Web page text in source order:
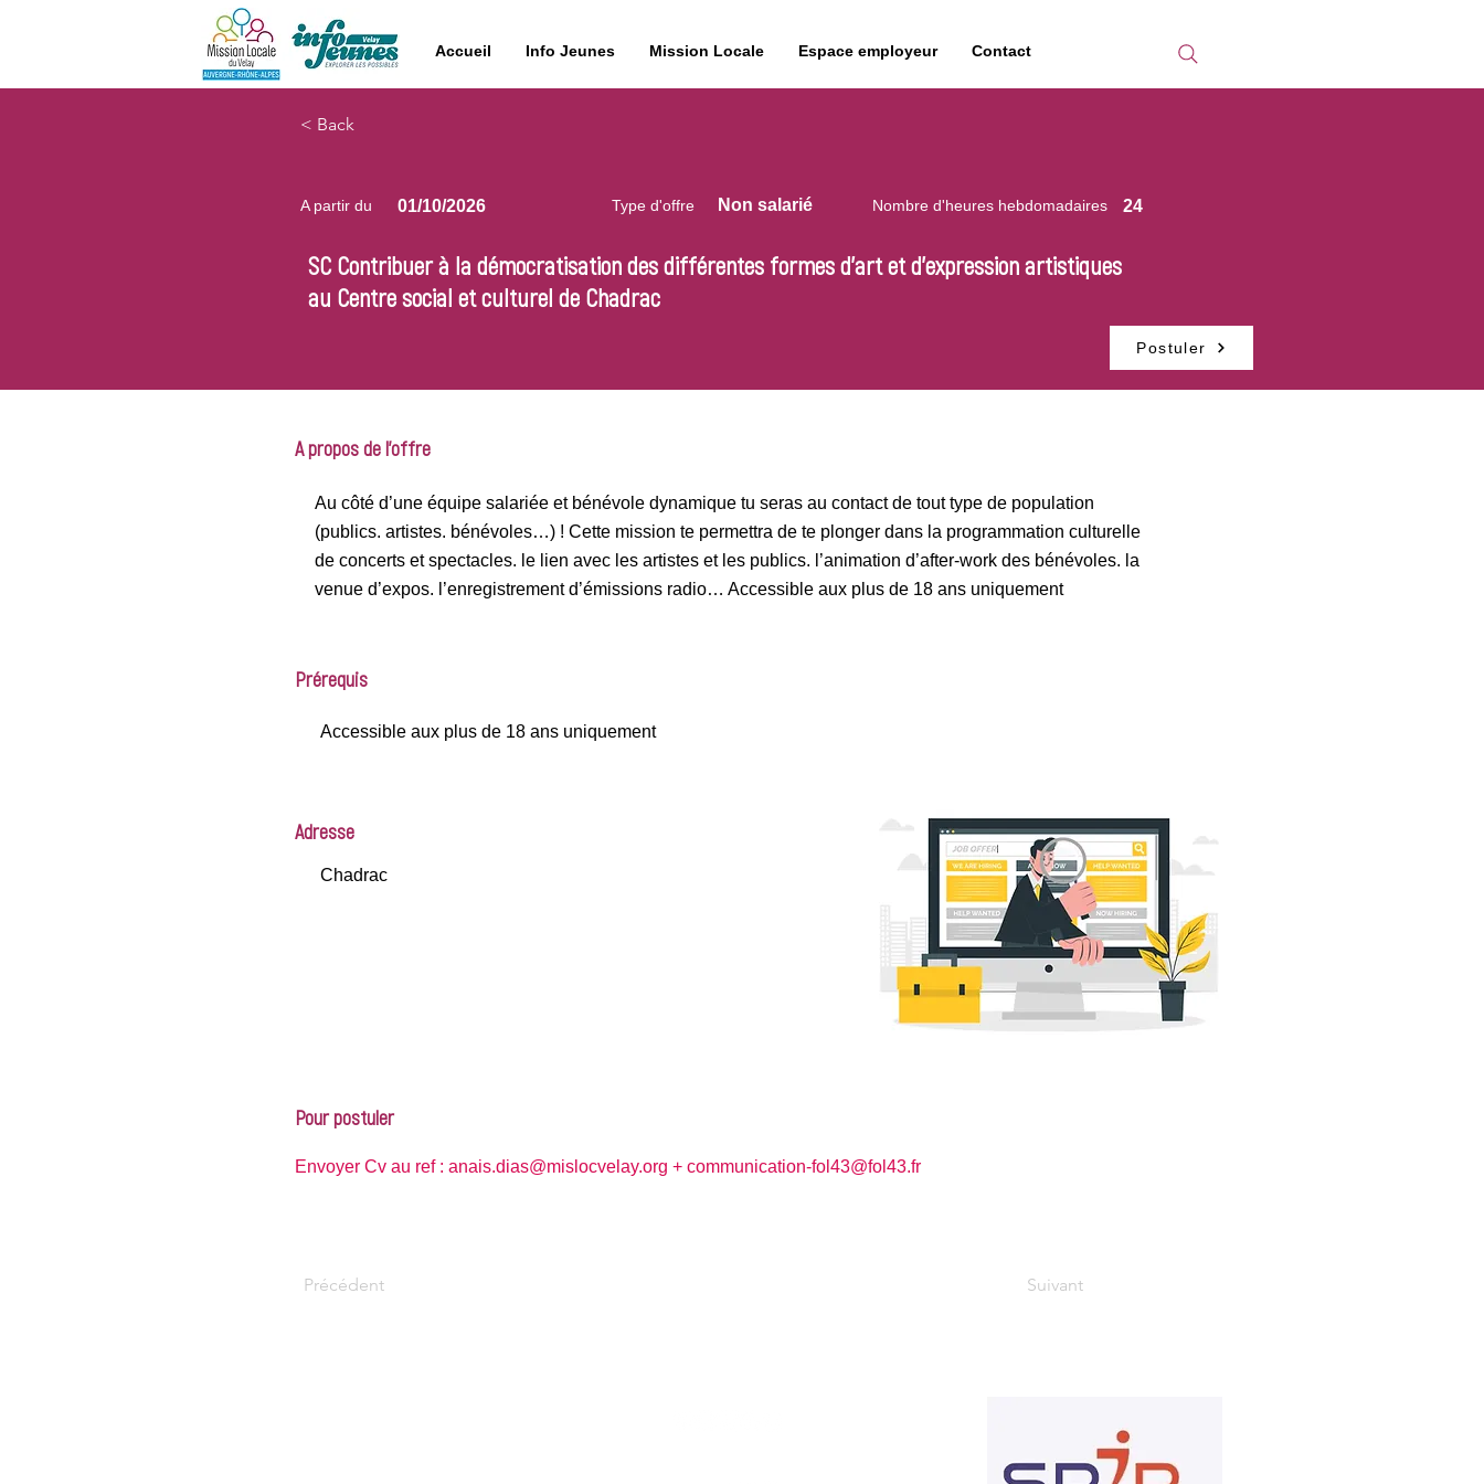
Accueil Info Jeunes Mission Locale Espace employeur Contact
< Back
A partir du 01/10/2026 Type d'offre Non salarié Nombre d'heures hebdomadaires 24
SC Contribuer à la démocratisation des différentes formes d’art et d’expression artistiques
au Centre social et culturel de Chadrac
Postuler
A propos de l'offre
Au côté d’une équipe salariée et bénévole dynamique tu seras au contact de tout type de population
(publics. artistes. bénévoles…) ! Cette mission te permettra de te plonger dans la programmation culturelle
de concerts et spectacles. le lien avec les artistes et les publics. l’animation d’after-work des bénévoles. la
venue d’expos. l’enregistrement d’émissions radio… Accessible aux plus de 18 ans uniquement
Prérequis
Accessible aux plus de 18 ans uniquement
Adresse
Chadrac
Pour postuler
Envoyer Cv au ref : anais.dias@mislocvelay.org + communication-fol43@fol43.fr
Précédent Suivant